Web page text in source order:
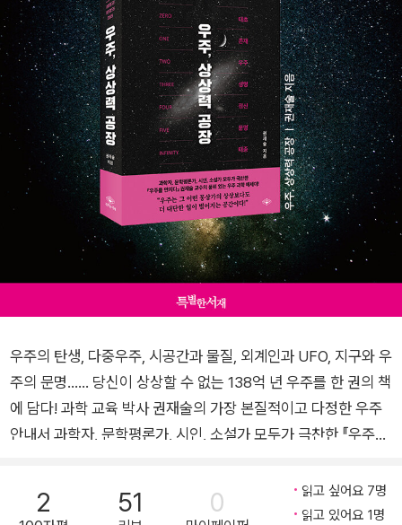
우주의 탄생, 다중우주, 시공간과 물질, 외계인과 UFO, 지구와 우
주의 문명…… 당신이 상상할 수 없는 138억 년 우주를 한 권의 책
에 담다! 과학 교육 박사 권재술의 가장 본질적이고 다정한 우주
안내서 과학자, 문학평론가, 시인, 소설가 모두가 극찬한 『우주를
어떤 몽상가의 상상보다도 더 대단한 일이 벌어지는 공간이다!”
과학과 문학의 조화를 이루어내어 과학자, 문학평론가, 시인, 소
2 51 0
읽고 싶어요 7명
읽고 있어요 1명